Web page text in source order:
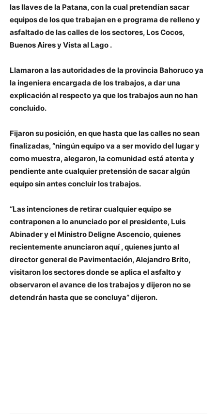
las llaves de la Patana, con la cual pretendían sacar
equipos de los que trabajan en e programa de relleno y
asfaltado de las calles de los sectores, Los Cocos,
Buenos Aires y Vista al Lago .
Llamaron a las autoridades de la provincia Bahoruco ya
la ingeniera encargada de los trabajos, a dar una
explicación al respecto ya que los trabajos aun no han
concluido.
Fijaron su posición, en que hasta que las calles no sean
finalizadas, “ningún equipo va a ser movido del lugar y
como muestra, alegaron, la comunidad está atenta y
pendiente ante cualquier pretensión de sacar algún
equipo sin antes concluir los trabajos.
“Las intenciones de retirar cualquier equipo se
contraponen a lo anunciado por el presidente, Luis
Abinader y el Ministro Deligne Ascencio, quienes
recientemente anunciaron aquí, quienes junto al
director general de Pavimentación, Alejandro Brito,
visitaron los sectores donde se aplica el asfalto y
observaron el avance de los trabajos y dijeron no se
detendrán hasta que se concluya” dijeron.